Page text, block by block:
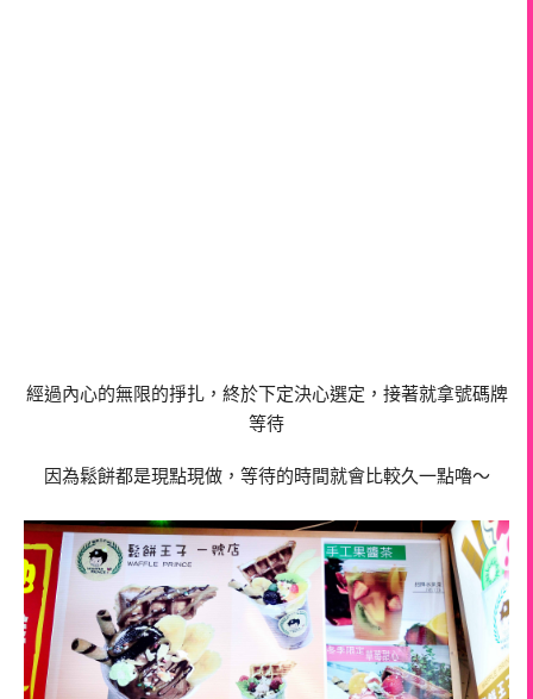
經過內心的無限的掙扎，終於下定決心選定，接著就拿號碼牌
等待
因為鬆餅都是現點現做，等待的時間就會比較久一點嚕～